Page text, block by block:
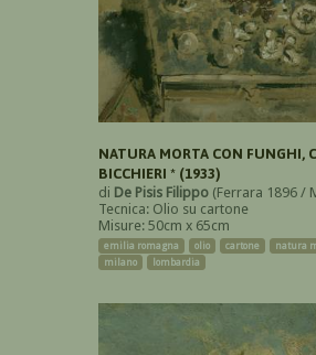
NATURA MORTA CON FUNGHI,
BICCHIERI * (1933)
di De Pisis Filippo (Ferrara 1896 /
Tecnica: Olio su cartone
Misure: 50cm x 65cm
emilia romagna olio cartone natura
milano
lombardia